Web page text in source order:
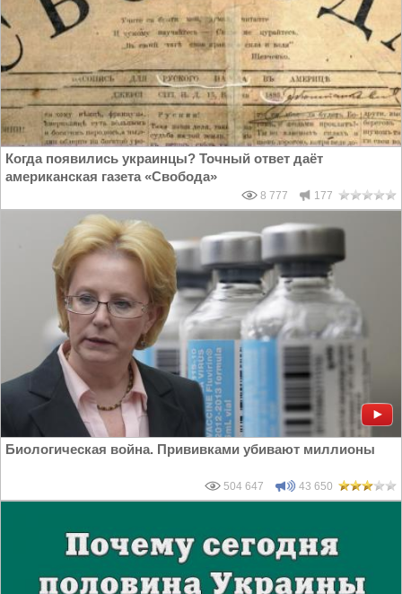
Когда появились украинцы? Точный ответ даёт
американская газета «Свобода»
8 777 177
Биологическая война. Прививками убивают миллионы
504 647 43 650